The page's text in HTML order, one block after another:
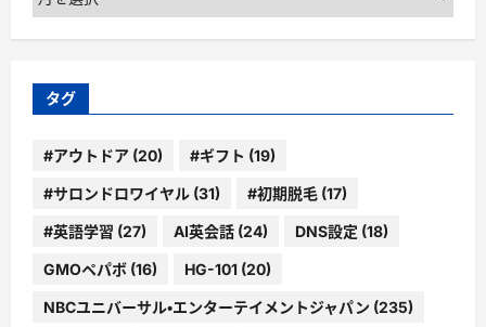
ー
カ
ブ
タグ
#アウトドア (20) #ギフト (19)
#サロンドロワイヤル (31) #初期脱毛 (17)
#英語学習 (27) AI英会話 (24) DNS設定 (18)
GMOペパボ (16) HG-101 (20)
NBCユニバーサル・エンターテイメントジャパン (235)